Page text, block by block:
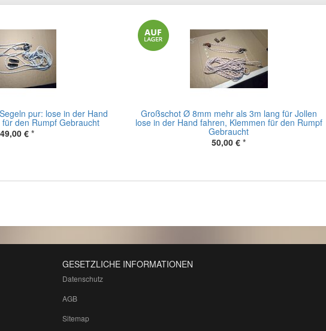
pur: lose in der Hand
den Rumpf Gebraucht
49,00 € *
Großschot Ø 8mm mehr als 3m lang für Jollen
lose in der Hand fahren, Klemmen für den Rumpf
Gebraucht
50,00 € *
GESETZLICHE INFORMATIONEN
Datenschutz
AGB
Sitemap